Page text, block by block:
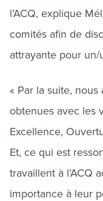
l’ACQ, explique
comités afin de
attrayante pour
« Par la suite,
obtenues avec les
Excellence,
Et, ce qui est
travaillent à l’ACQ
importance à leur